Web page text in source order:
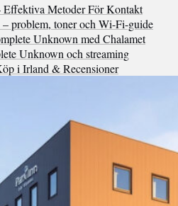
Effektiva Metoder För Kontakt
problem, toner och Wi-Fi-guide
Unknown med Chalamet
Unknown och streaming
i Irland & Recensioner